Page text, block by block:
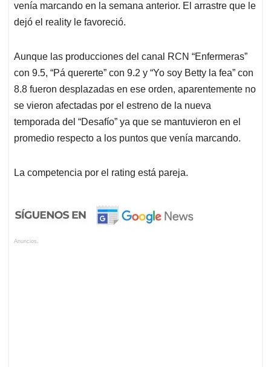
venía marcando en la semana anterior. El arrastre que le
dejó el reality le favoreció.
Aunque las producciones del canal RCN “Enfermeras”
con 9.5, “Pá quererte” con 9.2 y “Yo soy Betty la fea” con
8.8 fueron desplazadas en ese orden, aparentemente no
se vieron afectadas por el estreno de la nueva
temporada del “Desafío” ya que se mantuvieron en el
promedio respecto a los puntos que venía marcando.
La competencia por el rating está pareja.
Anuncios.